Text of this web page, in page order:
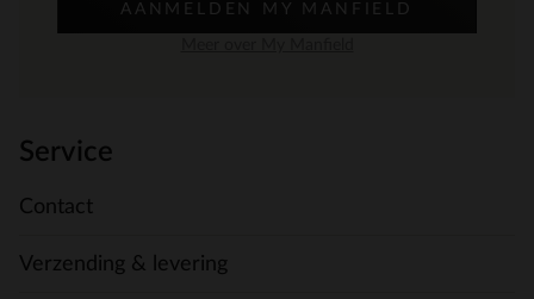
AANMELDEN MY MANFIELD
Service
Contact
Verzending & levering